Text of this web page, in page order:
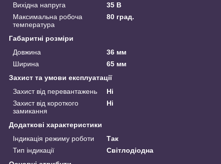
Вихідна напруга
35 В
Максимальна робоча
температура
80 град.
Габаритні розміри
Довжина
36 мм
Ширина
65 мм
Захист та умови експлуатації
Захист від перевантажень
Ні
Захист від короткого
замикання
Ні
Додаткові характеристики
Індикація режиму роботи
Так
Тип індикації
Світлодіодна